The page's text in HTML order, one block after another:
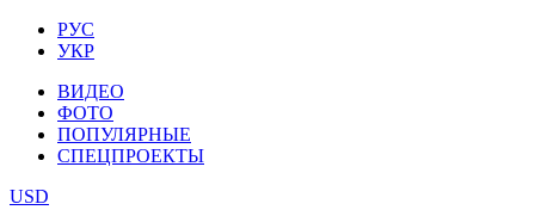
РУС
УКР
ВИДЕО
ФОТО
ПОПУЛЯРНЫЕ
СПЕЦПРОЕКТЫ
USD